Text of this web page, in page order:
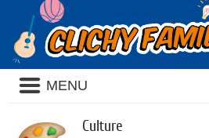
Liste
des
MENU
Culture